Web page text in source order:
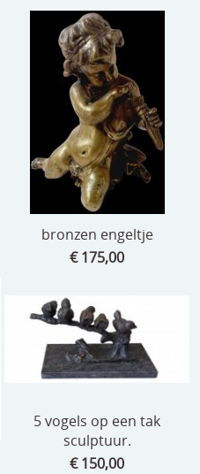
bronzen engeltje
€ 175,00
5 vogels op een tak
sculptuur.
€ 150,00